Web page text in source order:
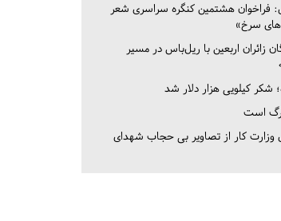
فراخوان هشتمین کنگره سراسری شعر
های سرخ»
زائران اربعین با ریل‌باس در مسیر
شکر کیلویی هزار دلار شد
است
وزارت کار از تصاویر بی حجاب شهدای